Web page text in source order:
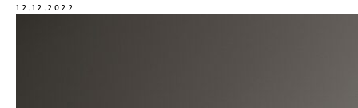
12.12.2022